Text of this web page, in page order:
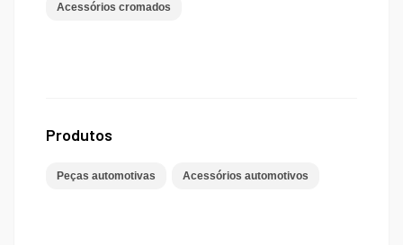
Acessórios cromados
Produtos
Peças automotivas Acessórios automotivos